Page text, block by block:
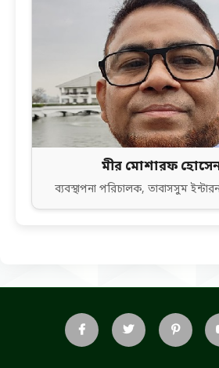
মীর মোশারফ
ব্যবস্থাপনা পরিচালক, তাবাসসুম